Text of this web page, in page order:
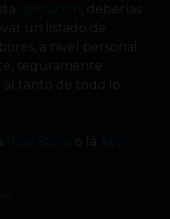
, deberías
un listado de
a nivel personal
seguramente
al tanto de todo lo
o la